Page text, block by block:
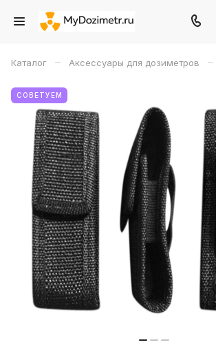
Каталог – Аксессуары для дозиметров –
СОВЕТУЕМ